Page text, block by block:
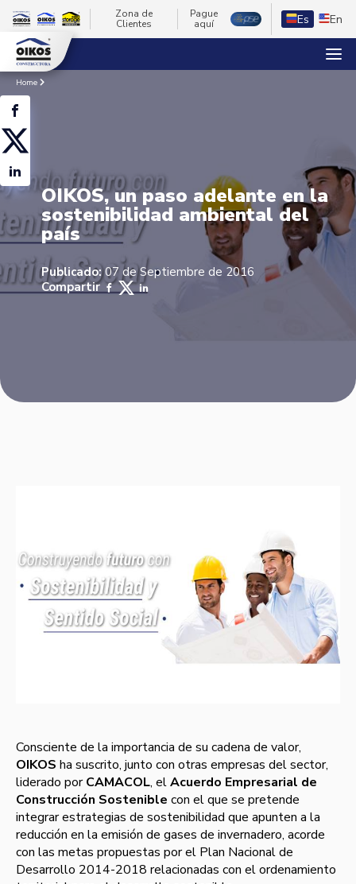
Zona de
Clientes
Pague
aquí
Es En
Home
OIKOS, un paso adelante en la
sostenibilidad ambiental del
país
Publicado:07 de Septiembre de 2016
Compartir
Consciente de la importancia de su cadena de valor,
OIKOS ha suscrito, junto con otras empresas del sector,
liderado porCAMACOL, elAcuerdo Empresarial de
Construcción Sostenible con el que se pretende
integrar estrategias de sostenibilidad que apunten a la
reducción en la emisión de gases de invernadero, acorde
con las metas propuestas por el Plan Nacional de
Desarrollo 2014-2018 relacionadas con el ordenamiento